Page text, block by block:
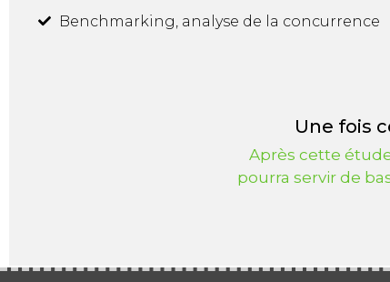
Benchmarking, analyse de la concurrence
Une fois
Après cette
pourra servir de